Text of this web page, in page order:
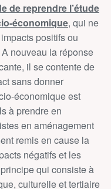
de reprendre l’étude
économique, qui ne
positifs ou
nouveau la réponse
il se contente de
sans donner
économique est
à prendre en
en aménagement
remis en cause la
négatifs et les
qui consiste à
culturelle et tertiaire